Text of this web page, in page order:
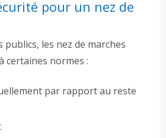
pour un nez de
les nez de marches
certaines normes :
par rapport au reste